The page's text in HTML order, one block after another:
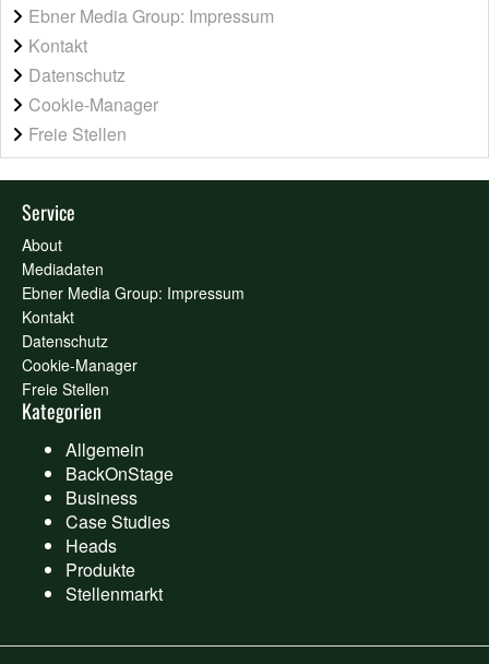
Ebner Media Group: Impressum
Kontakt
Datenschutz
Cookie-Manager
Freie Stellen
Service
About
Mediadaten
Ebner Media Group: Impressum
Kontakt
Datenschutz
Cookie-Manager
Freie Stellen
Kategorien
Allgemein
BackOnStage
Business
Case Studies
Heads
Produkte
Stellenmarkt